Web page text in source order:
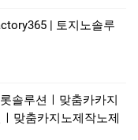
| 토지노솔루
솔루션ㅣ맞춤카카지
맞춤카지노제작노제